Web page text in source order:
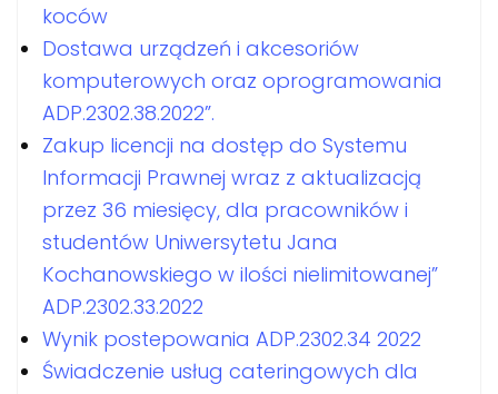
koców
Dostawa urządzeń i akcesoriów
komputerowych oraz oprogramowania
ADP.2302.38.2022”.
Zakup licencji na dostęp do Systemu
Informacji Prawnej wraz z aktualizacją
przez 36 miesięcy, dla pracowników i
studentów Uniwersytetu Jana
Kochanowskiego w ilości nielimitowanej”
ADP.2302.33.2022
Wynik postepowania ADP.2302.34 2022
Świadczenie usług cateringowych dla